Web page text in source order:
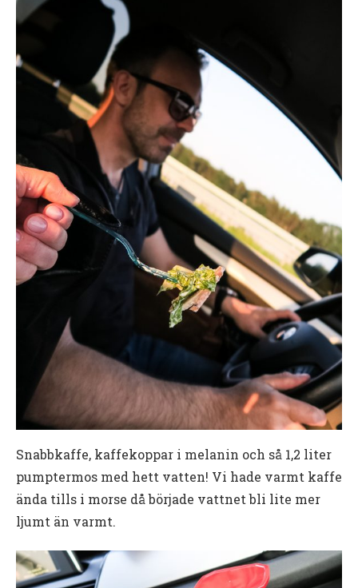
Snabbkaffe, kaffekoppar i melanin och så 1,2 liter
pumptermos med hett vatten! Vi hade varmt kaffe
ända tills i morse då började vattnet bli lite mer
ljumt än varmt.